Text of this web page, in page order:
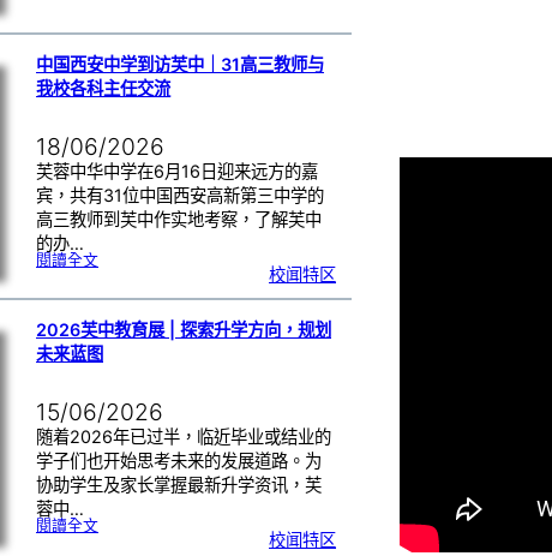
｜
卖
预
售
已
开
展
中国西安中学到访芙中｜31高三教师与
我校各科主任交流
18/06/2026
芙蓉中华中学在6月16日迎来远方的嘉
宾，共有31位中国西安高新第三中学的
高三教师到芙中作实地考察，了解芙中
的办…
閱讀全文:中
中
到
访
芙
中
｜
3
1
师
与
我
校
各
科
主
任
交
流
校闻特区
2026芙中教育展 | 探索升学方向，规划
未来蓝图
15/06/2026
随着2026年已过半，临近毕业或结业的
学子们也开始思考未来的发展道路。为
协助学生及家长掌握最新升学资讯，芙
蓉中…
閱讀全文:2 校闻特区